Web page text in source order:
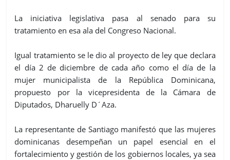
La iniciativa legislativa pasa al senado para su
tratamiento en esa ala del Congreso Nacional.
Igual tratamiento se le dio al proyecto de ley que declara
el día 2 de diciembre de cada año como el día de la
mujer municipalista de la República Dominicana,
propuesto por la vicepresidenta de la Cámara de
Diputados, Dharuelly D´Aza.
La representante de Santiago manifestó que las mujeres
dominicanas desempeñan un papel esencial en el
fortalecimiento y gestión de los gobiernos locales, ya sea